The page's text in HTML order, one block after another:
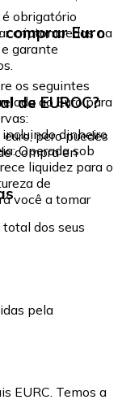
obrigatório
criptomoedas na
garante
Euro
os seguintes
ao Euro para
dinheiro
Operada sob
liquidez para o
de
você a tomar
de EUROC?
pero puedes
compra en
dos seus
pela
EURC. Temos a